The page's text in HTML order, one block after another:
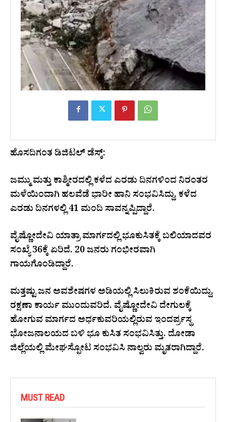
ಹೊಸದಿಗಂತ ಡಿಜಿಟಲ್ ಡೆಸ್ಕ್:
ಜಮ್ಮು ಮತ್ತು ಕಾಶ್ಮೀರದಲ್ಲಿ ಕಳೆದ ಎರಡು ದಿನಗಳಿಂದ ನಿರಂತರ
ಮಳೆಯಿಂದಾಗಿ ಹಲವೆಡೆ ಭಾರೀ ಹಾನಿ ಸಂಭವಿಸಿದ್ದು, ಕಳೆದ
ಎರಡು ದಿನಗಳಲ್ಲಿ 41 ಮಂದಿ ಸಾವನ್ನಪ್ಪಿದ್ದಾರೆ.
ವೈಷ್ಣೋದೇವಿ ಯಾತ್ರಾ ಮಾರ್ಗದಲ್ಲಿ ಭೂಕುಸಿತಕ್ಕೆ ಬಲಿಯಾದವರ
ಸಂಖ್ಯೆ 36ಕ್ಕೆ ಏರಿದೆ. 20 ಜನರು ಗಂಭೀರವಾಗಿ
ಗಾಯಗೊಂಡಿದ್ದಾರೆ.
ಮತ್ತಷ್ಟು ಜನ ಅವಶೇಷಗಳ ಅಡಿಯಲ್ಲಿ ಸಿಲುಕಿರುವ ಶಂಕೆಯಿದ್ದು,
ರಕ್ಷಣಾ ಕಾರ್ಯ ಮುಂದುವರಿದೆ. ವೈಷ್ಣೋದೇವಿ ದೇಗುಲಕ್ಕೆ
ಹೋಗುವ ಮಾರ್ಗದ ಅರ್ಧಕುವರಿಯಲ್ಲಿರುವ ಇಂದರ್ಪ್ರಸ್ಥ
ಭೋಜನಾಲಯದ ಬಳಿ ಭೂ ಕುಸಿತ ಸಂಭವಿಸಿತ್ತು. ದೋಡಾ
ಜಿಲ್ಲೆಯಲ್ಲಿ ಮೇಘಸ್ಫೋಟ ಸಂಭವಿಸಿ ನಾಲ್ವರು ಮೃತರಾಗಿದ್ದಾರೆ.
MUST READ